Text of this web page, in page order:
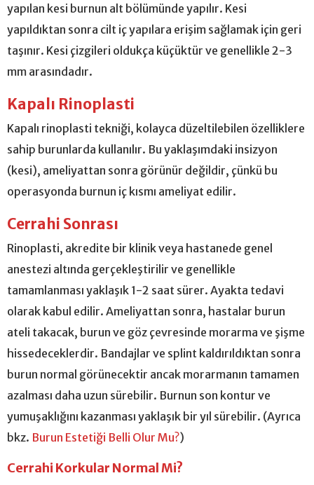
yapılan kesi burnun alt bölümünde yapılır. Kesi
yapıldıktan sonra cilt iç yapılara erişim sağlamak için geri
taşınır. Kesi çizgileri oldukça küçüktür ve genellikle 2-3
mm arasındadır.
Kapalı Rinoplasti
Kapalı rinoplasti tekniği, kolayca düzeltilebilen özelliklere
sahip burunlarda kullanılır. Bu yaklaşımdaki insizyon
(kesi), ameliyattan sonra görünür değildir, çünkü bu
operasyonda burnun iç kısmı ameliyat edilir.
Cerrahi Sonrası
Rinoplasti, akredite bir klinik veya hastanede genel
anestezi altında gerçekleştirilir ve genellikle
tamamlanması yaklaşık 1-2 saat sürer. Ayakta tedavi
olarak kabul edilir. Ameliyattan sonra, hastalar burun
ateli takacak, burun ve göz çevresinde morarma ve şişme
hissedeceklerdir. Bandajlar ve splint kaldırıldıktan sonra
burun normal görünecektir ancak morarmanın tamamen
azalması daha uzun sürebilir. Burnun son kontur ve
yumuşaklığını kazanması yaklaşık bir yıl sürebilir. (Ayrıca
bkz. Burun Estetiği Belli Olur Mu?)
Cerrahi Korkular Normal Mi?